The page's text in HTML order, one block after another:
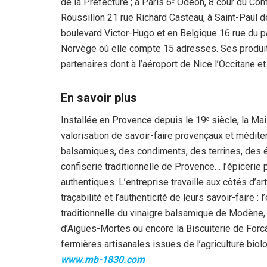
Roussillon 21 rue Richard Casteau, à Saint-Paul
boulevard Victor-Hugo et en Belgique 16 rue du
Norvège où elle compte 15 adresses. Ses
partenaires dont à l’aéroport de Nice l’Occitane
En savoir plus
Installée en Provence depuis le 19e siècle, la
valorisation de savoir-faire provençaux et
balsamiques, des condiments, des terrines,
confiserie traditionnelle de Provence…
authentiques. L’entreprise travaille aux côtés
traçabilité et l’authenticité de leurs savoir-faire :
traditionnelle du vinaigre balsamique de
d’Aigues-Mortes ou encore la Biscuiterie de
fermières artisanales issues de l’agriculture
www.mb-1830.com